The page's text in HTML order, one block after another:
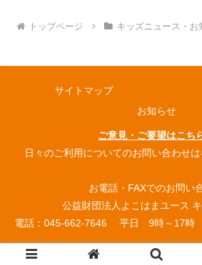
トップページ キッズニュース・お
サイトマップ
お知らせ
ご意見・ご要望はこち
日々のご利用についてのお問い合わせは
お電話・FAXでのお問い
公益財団法人よこはまユース
電話：045-662-7646 平日 9時～17時
© 2004 よこはまユース放課後